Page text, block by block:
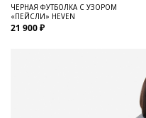
ЧЕРНАЯ ФУТБОЛКА С УЗОРОМ
«ПЕЙСЛИ» HEVEN
21 900 ₽